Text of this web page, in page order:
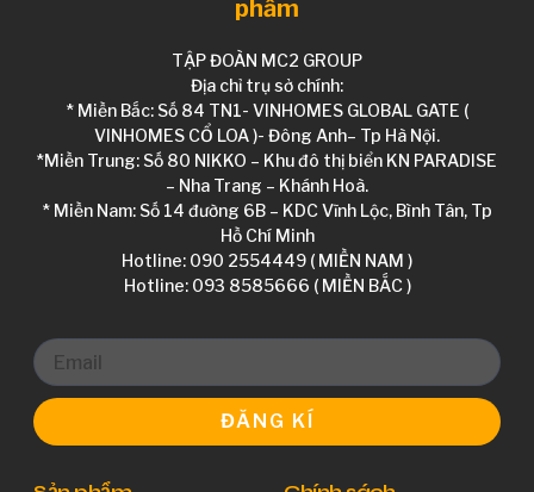
phẩm
TẬP ĐOÀN MC2 GROUP
Địa chỉ trụ sở chính:
* Miền Bắc: Số 84 TN1- VINHOMES GLOBAL GATE (
VINHOMES CỔ LOA )- Đông Anh– Tp Hà Nội.
*Miền Trung: Số 80 NIKKO – Khu đô thị biển KN PARADISE
– Nha Trang – Khánh Hoà.
* Miền Nam: Số 14 đường 6B – KDC Vĩnh Lộc, Bình Tân, Tp
Hồ Chí Minh
Hotline: 090 2554449 ( MIỀN NAM )
Hotline: 093 8585666 ( MIỀN BẮC )
ĐĂNG KÍ